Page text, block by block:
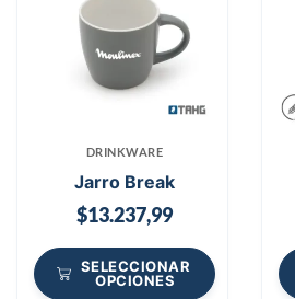
DRINKWARE
Jarro Break
$13.237,99
SELECCIONAR
OPCIONES